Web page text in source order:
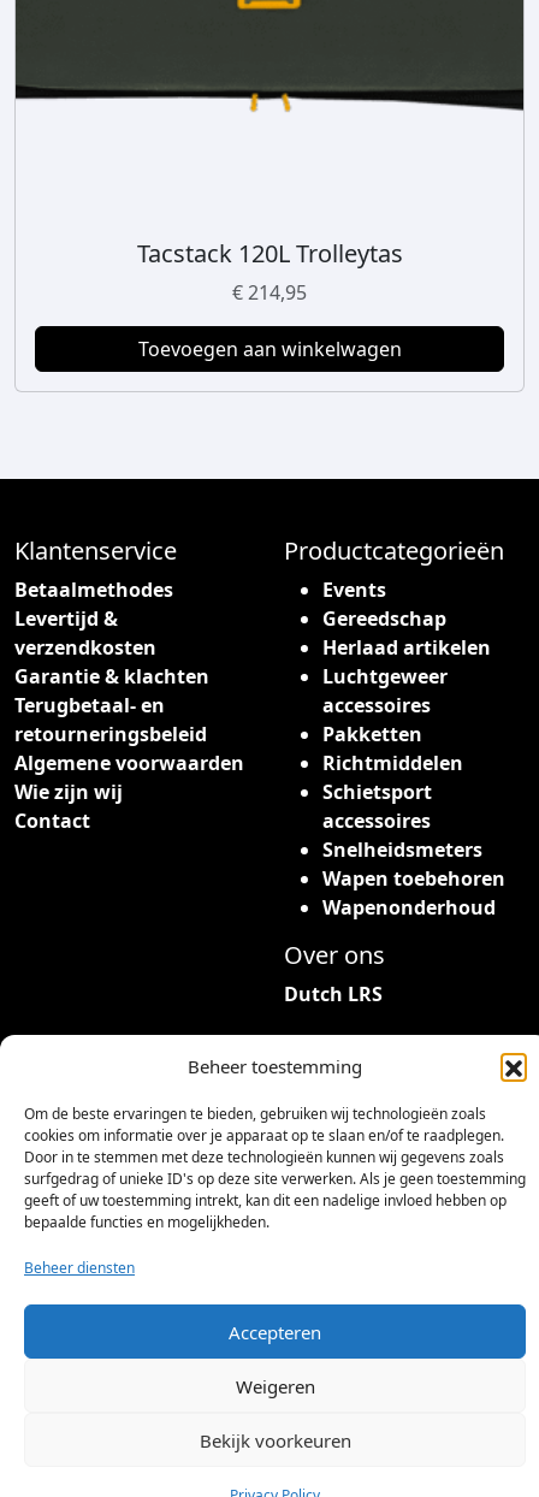
Beheer toestemming
Om de beste ervaringen te bieden, gebruiken wij technologieën zoals
cookies om informatie over je apparaat op te slaan en/of te raadplegen.
Door in te stemmen met deze technologieën kunnen wij gegevens zoals
surfgedrag of unieke ID's op deze site verwerken. Als je geen toestemming
geeft of uw toestemming intrekt, kan dit een nadelige invloed hebben op
bepaalde functies en mogelijkheden.
Beheer diensten
Accepteren
Weigeren
Bekijk voorkeuren
Tacstack 120L Trolleytas
€214,95
Toevoegen aan winkelwagen
Klantenservice
Betaalmethodes
Levertijd &
verzendkosten
Garantie & klachten
Terugbetaal- en
retourneringsbeleid
Algemene voorwaarden
Wie zijn wij
Contact
Productcategorieën
Events
Gereedschap
Herlaad artikelen
Luchtgeweer
accessoires
Pakketten
Richtmiddelen
Schietsport
accessoires
Snelheidsmeters
Wapen toebehoren
Wapenonderhoud
Over ons
Dutch LRS
Adres: Hambeukerboord
35
(geen bezoekadres)
info@dutchlrs.nl
+31 45 2123953
2026 Dutch LRS